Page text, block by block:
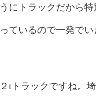
にトラックだから
ているので一発で
tトラックですね。